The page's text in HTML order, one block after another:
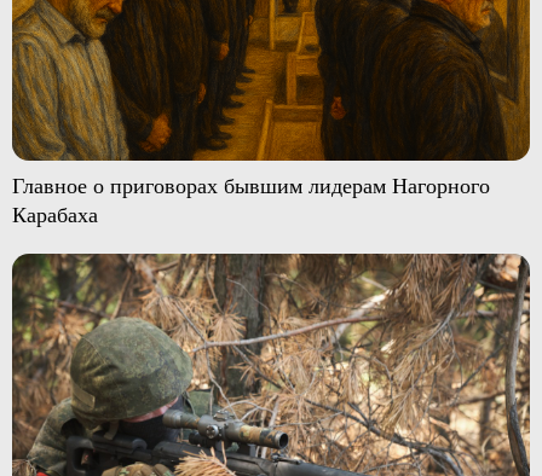
Главное о приговорах бывшим лидерам Нагорного
Карабаха